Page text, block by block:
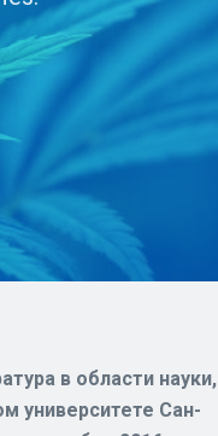
в области науки,
университете Сан-